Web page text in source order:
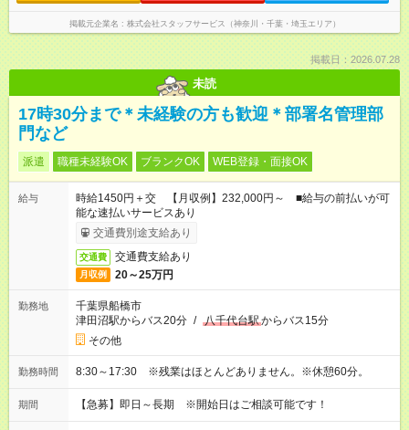
掲載元企業名 株式会社スタッフサービス（神奈川・千葉・埼玉エリア）
掲載日：2026.07.28
未読
17時30分まで＊未経験の方も歓迎＊部署名管理部
門など
派遣 職種未経験OK ブランクOK WEB登録・面接OK
給与
時給1450円＋交 【月収例】232,000円～ ■給与の前払いが可
能な速払いサービスあり
交通費別途支給あり
交通費 交通費支給あり
月収例 20～25万円
勤務地
千葉県船橋市
津田沼駅からバス20分 / 八千代台駅からバス15分
その他
勤務時間 8:30～17:30 ※残業はほとんどありません。※休憩60分。
期間 【急募】即日～長期 ※開始日はご相談可能です！